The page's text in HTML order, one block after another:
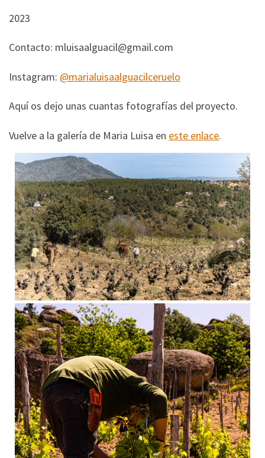
2023
Contacto: mluisaalguacil@gmail.com
Instagram: @marialuisaalguacilceruelo
Aquí os dejo unas cuantas fotografías del proyecto.
Vuelve a la galería de Maria Luisa en este enlace.